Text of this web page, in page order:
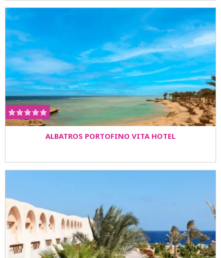
ALBATROS PORTOFINO VITA HOTEL